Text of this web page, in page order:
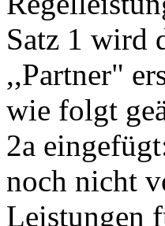
Satz 1 wird
,,Partner"
wie folgt
2a
noch nicht
Leistungen